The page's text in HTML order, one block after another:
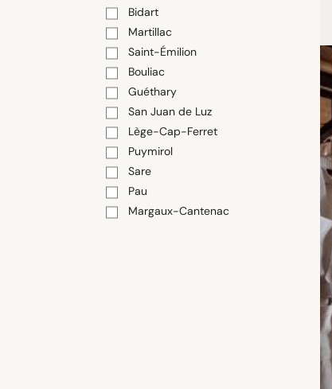
Bidart
Martillac
Saint-Émilion
Bouliac
Guéthary
San Juan de Luz
Lège-Cap-Ferret
Puymirol
Sare
Pau
Margaux-Cantenac